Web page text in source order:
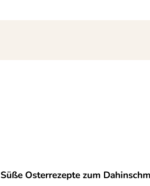
Süße Osterrezepte zum